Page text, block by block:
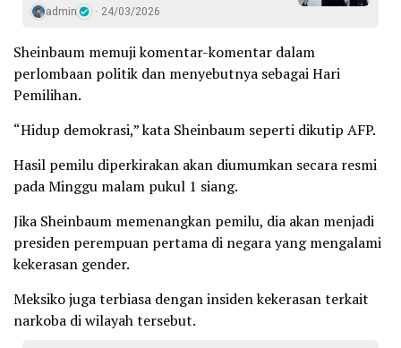
admin 24/03/2026
Sheinbaum memuji komentar-komentar dalam
perlombaan politik dan menyebutnya sebagai Hari
Pemilihan.
“Hidup demokrasi,” kata Sheinbaum seperti dikutip AFP.
Hasil pemilu diperkirakan akan diumumkan secara resmi
pada Minggu malam pukul 1 siang.
Jika Sheinbaum memenangkan pemilu, dia akan menjadi
presiden perempuan pertama di negara yang mengalami
kekerasan gender.
Meksiko juga terbiasa dengan insiden kekerasan terkait
narkoba di wilayah tersebut.